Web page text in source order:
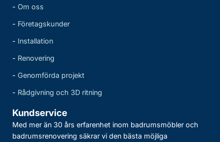
- Om oss
- Företagskunder
- Installation
- Renovering
- Genomförda projekt
- Rådgivning och 3D ritning
Kundservice
Med mer än 30 års erfarenhet inom badrumsmöbler och
badrumsrenovering säkrar vi den bästa möjliga